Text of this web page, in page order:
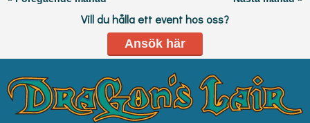
Vill du hålla ett event hos oss?
Ansök här